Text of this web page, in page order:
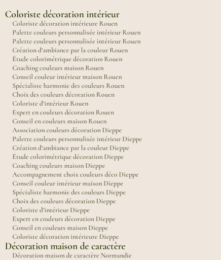
Coloriste décoration intérieur
Coloriste décoration intérieure Rouen
Palette couleurs personnalisée intérieur Rouen
Palette couleurs personnalisée intérieur Rouen
Création d’ambiance par la couleur Rouen
Étude colorimétrique décoration Rouen
Coaching couleurs maison Rouen
Conseil couleur intérieur maison Rouen
Spécialiste harmonie des couleurs Rouen
Choix des couleurs décoration Rouen
Coloriste d’intérieur Rouen
Expert en couleurs décoration Rouen
Conseil en couleurs maison Rouen
Association couleurs décoration Dieppe
Palette couleurs personnalisée intérieur Dieppe
Création d’ambiance par la couleur Dieppe
Étude colorimétrique décoration Dieppe
Coaching couleurs maison Dieppe
Accompagnement choix couleurs déco Dieppe
Conseil couleur intérieur maison Dieppe
Spécialiste harmonie des couleurs Dieppe
Choix des couleurs décoration Dieppe
Coloriste d’intérieur Dieppe
Expert en couleurs décoration Dieppe
Conseil en couleurs maison Dieppe
Coloriste décoration intérieure Dieppe
Décoration maison de caractère
Décoration maison de caractère Normandie